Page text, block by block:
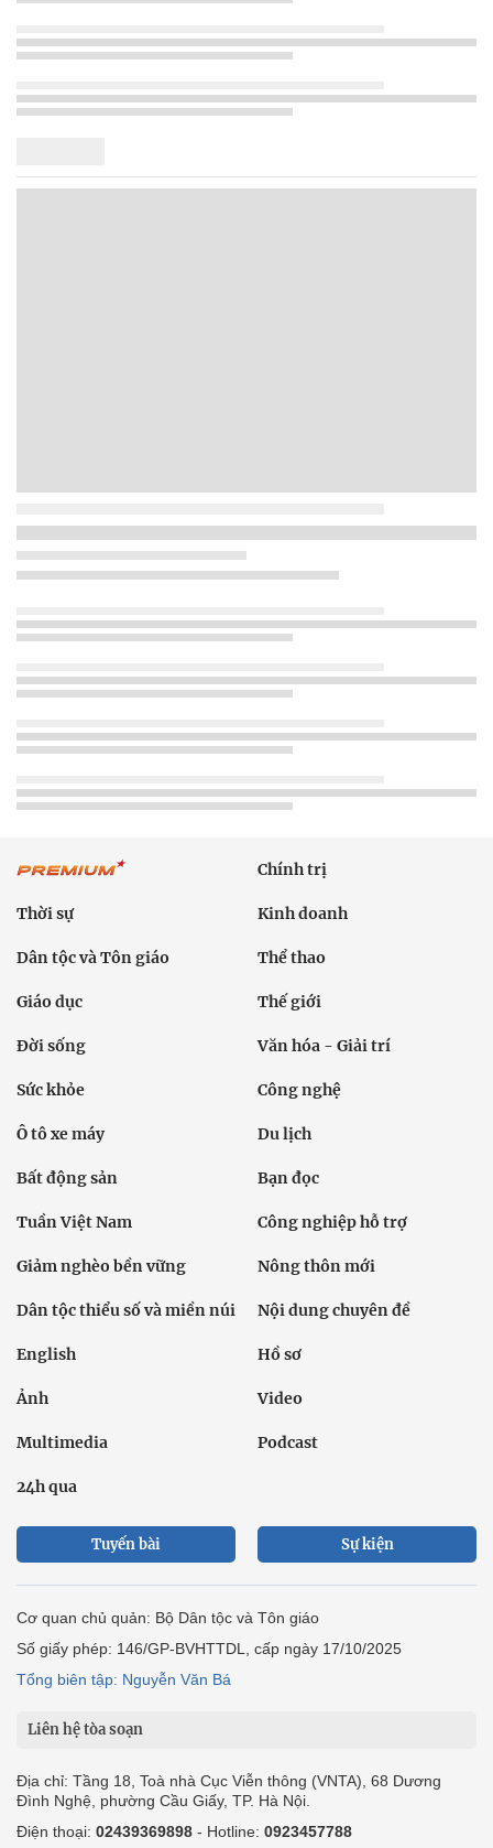
Chính trị
Thời sự Kinh doanh
Dân tộc và Tôn giáo Thể thao
Giáo dục Thế giới
Đời sống Văn hóa - Giải trí
Sức khỏe Công nghệ
Ô tô xe máy Du lịch
Bất động sản Bạn đọc
Tuần Việt Nam Công nghiệp hỗ trợ
Giảm nghèo bền vững Nông thôn mới
Dân tộc thiểu số và miền núi Nội dung chuyên đề
English Hồ sơ
Ảnh Video
Multimedia Podcast
24h qua
Tuyến bài Sự kiện
Cơ quan chủ quản: Bộ Dân tộc và Tôn giáo
Số giấy phép: 146/GP-BVHTTDL, cấp ngày 17/10/2025
Tổng biên tập: Nguyễn Văn Bá
Liên hệ tòa soạn
Địa chỉ: Tầng 18, Toà nhà Cục Viễn thông (VNTA), 68 Dương
Đình Nghệ, phường Cầu Giấy, TP. Hà Nội.
Điện thoại: 02439369898 - Hotline: 0923457788